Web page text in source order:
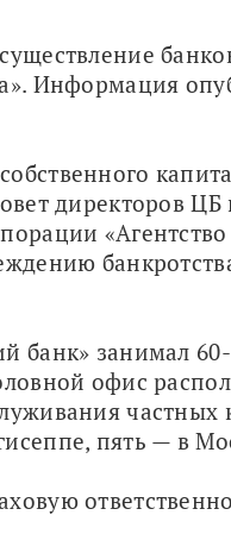
Информация
директоров
банк» занимал
офис
пять — в